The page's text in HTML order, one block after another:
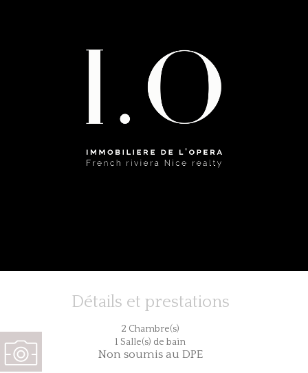
Détails et prestations
2 Chambre(s)
1 Salle(s) de bain
Non soumis au DPE